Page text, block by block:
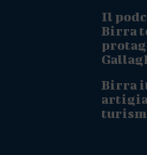
Il
Birra
Birra